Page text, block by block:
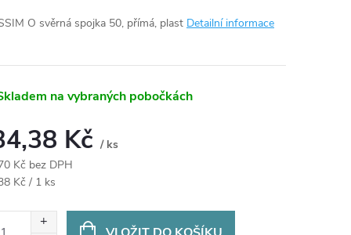
O svěrná spojka 50, přímá, plast Detailní informace
na vybraných pobočkách
Kč / ks
Kč bez DPH
Kč / 1 ks